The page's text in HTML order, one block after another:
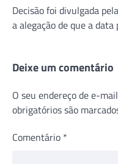
Decisão foi divulgada
a alegação de que a
Deixe um comentário
O seu endereço de e-
obrigatórios são
Comentário *